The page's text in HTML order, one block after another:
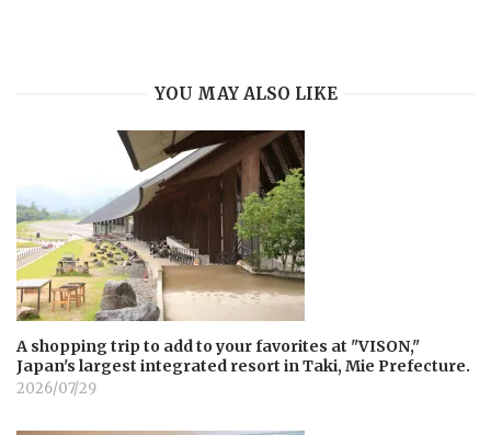
YOU MAY ALSO LIKE
A shopping trip to add to your favorites at "VISON,"
Japan's largest integrated resort in Taki, Mie Prefecture.
2026/07/29